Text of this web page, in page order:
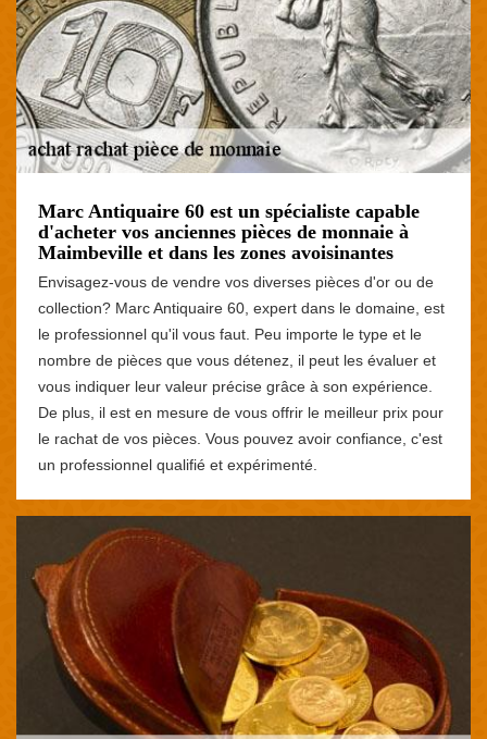
Marc Antiquaire 60 est un spécialiste capable
d'acheter vos anciennes pièces de monnaie à
Maimbeville et dans les zones avoisinantes
Envisagez-vous de vendre vos diverses pièces d'or ou de
collection? Marc Antiquaire 60, expert dans le domaine, est
le professionnel qu'il vous faut. Peu importe le type et le
nombre de pièces que vous détenez, il peut les évaluer et
vous indiquer leur valeur précise grâce à son expérience.
De plus, il est en mesure de vous offrir le meilleur prix pour
le rachat de vos pièces. Vous pouvez avoir confiance, c'est
un professionnel qualifié et expérimenté.